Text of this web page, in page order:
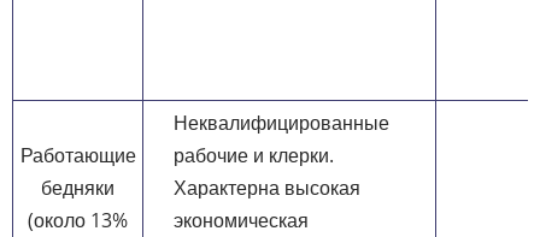
Работающие
бедняки
(около 13%
Неквалифицированные
рабочие и клерки.
Характерна высокая
экономическая